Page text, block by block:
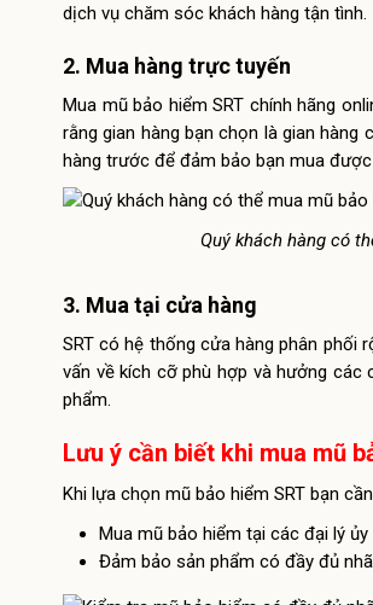
dịch vụ chăm sóc khách hàng tận tình.
2. Mua hàng trực tuyến
Mua mũ bảo hiểm SRT chính hãng
rằng gian hàng bạn chọn là gian hàng
hàng trước để đảm bảo bạn mua
Quý khách hàng có
3. Mua tại cửa hàng
SRT có hệ thống cửa hàng phân phối
vấn về kích cỡ phù hợp và hưởng các
phẩm.
Lưu ý cần biết khi mua mũ
Khi lựa chọn mũ bảo hiểm SRT bạn
Mua mũ bảo hiểm tại các đại lý
Đảm bảo sản phẩm có đầy đủ